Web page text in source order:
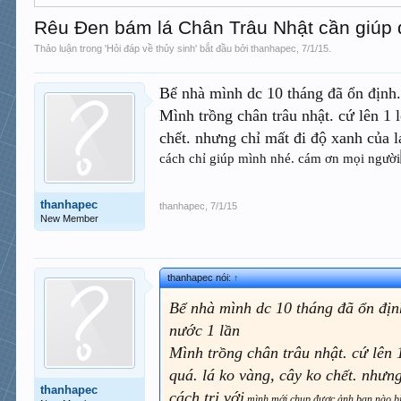
Rêu Đen bám lá Chân Trâu Nhật cần giúp
Thảo luận trong 'Hỏi đáp về thủy sinh' bắt đầu bởithanhapec ,7/1/15
thanhapec
New Member
Bể nhà mình dc 10 tháng đã ổn
Mình trồng chân trâu nhật. cứ lên 1
chết. nhưng chỉ mất đi độ xanh của
cách chỉ giúp mình nhé. cám ơn mọi người
thanhapec 7/1/15
thanhapec
thanhapec nói:↑
Bể nhà mình dc 10 tháng đã ổn
nước 1 lần
Mình trồng chân trâu nhật. cứ lên
quá. lá ko vàng, cây ko chết.
cách trị với